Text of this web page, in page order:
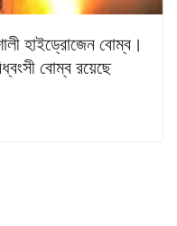
হাইড্রোজেন বোম্ব।
বোম্ব রয়েছে